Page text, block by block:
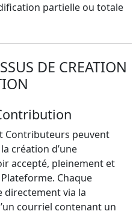
partielle ou totale
DE CREATION
Contributeurs peuvent
création d’une
accepté, pleinement et
Chaque
via la
courriel contenant un